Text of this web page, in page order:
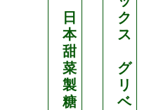
日
本
甜
菜
製
糖
ク
ス
グ
リ
ベ